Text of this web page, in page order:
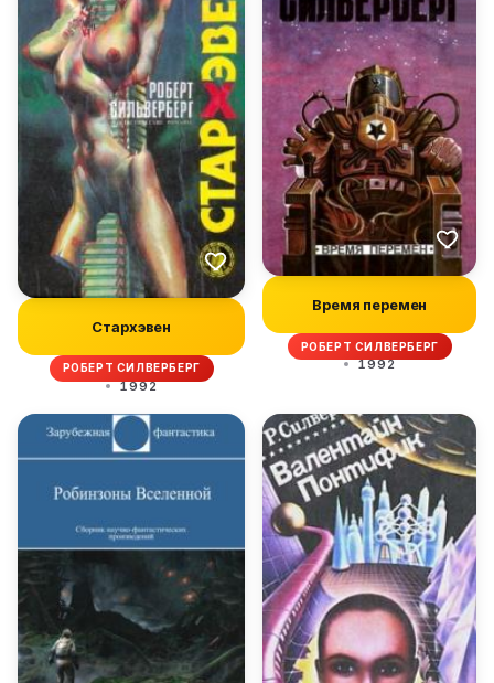
Стархэвен
РОБЕРТ СИЛВЕРБЕРГ
1992
Время перемен
РОБЕРТ СИЛВЕРБЕРГ
1992